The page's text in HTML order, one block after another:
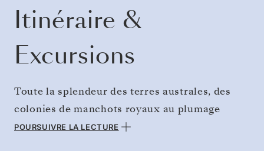
Itinéraire &
Excursions
Toute la splendeur des terres australes, des
colonies de manchots royaux au plumage
éclatant de la Géorgie du Sud aux récits
POURSUIVRE LA LECTURE